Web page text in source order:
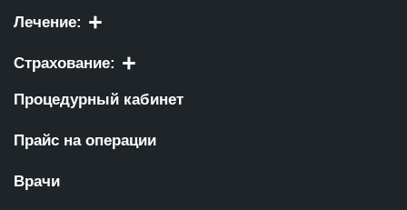
Лечение:
Страхование:
Процедурный кабинет
Прайс на операции
Врачи